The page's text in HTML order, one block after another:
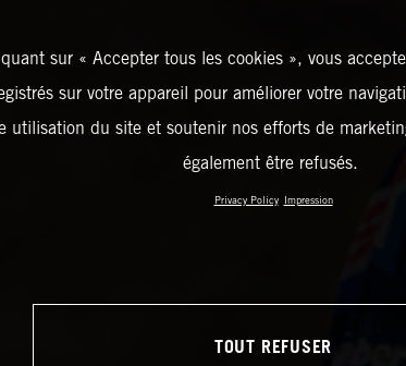
sur « Accepter tous les cookies », vous
sur votre appareil pour améliorer votre
utilisation du site et soutenir nos efforts de
également être refusés.
Privacy Policy Impression
TOUT REFUSER